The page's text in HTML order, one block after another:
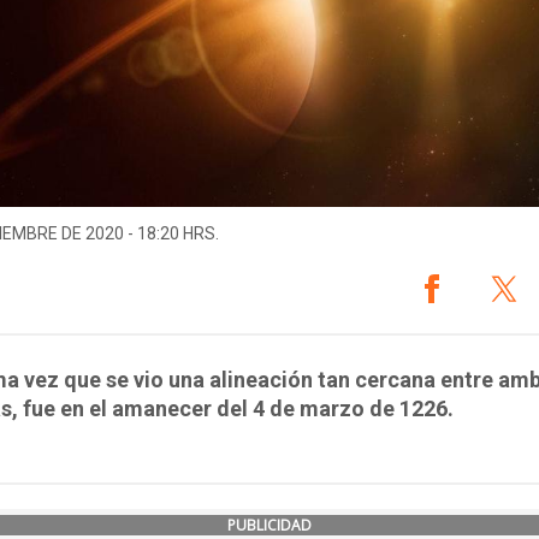
DE 2020 - 18:20 HRS.
vez que se vio una alineación tan cercana entre
fue en el amanecer del 4 de marzo de 1226.
PUBLICIDAD